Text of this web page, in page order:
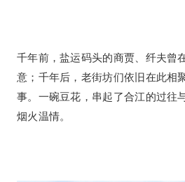
千年前，盐运码头的商贾、纤夫曾
意；千年后，老街坊们依旧在此相
事。一碗豆花，串起了合江的过往
烟火温情。